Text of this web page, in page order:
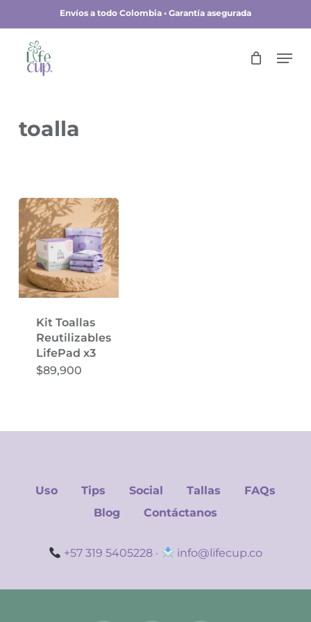
content
Envíos a todo Colombia • Garantía asegurada
toalla
Kit Toallas
Reutilizables
LifePad x3
$89,900
Uso Tips Social Tallas
FAQs
Blog
Contáctanos
+57 319 5405228 · info@lifecup.co
Menu